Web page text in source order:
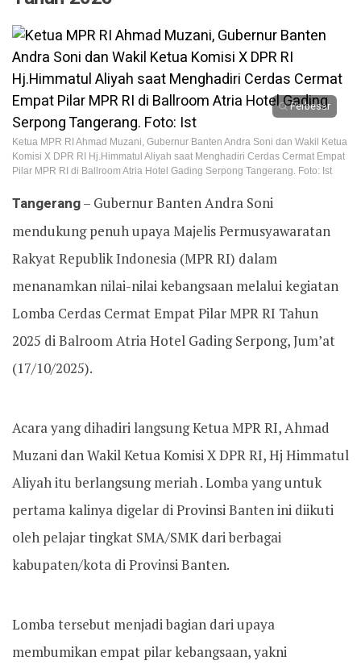
Perbesar
Ketua MPR RI Ahmad Muzani, Gubernur Banten Andra Soni dan Wakil Ketua
Komisi X DPR RI Hj.Himmatul Aliyah saat Menghadiri Cerdas Cermat Empat
Pilar MPR RI di Ballroom Atria Hotel Gading Serpong Tangerang. Foto: Ist
Tangerang– Gubernur Banten Andra Soni
mendukung penuh upaya Majelis Permusyawaratan
Rakyat Republik Indonesia (MPR RI) dalam
menanamkan nilai-nilai kebangsaan melalui kegiatan
Lomba Cerdas Cermat Empat Pilar MPR RI Tahun
2025 di Balroom Atria Hotel Gading Serpong, Jum’at
(17/10/2025).
Acara yang dihadiri langsung Ketua MPR RI, Ahmad
Muzani dan Wakil Ketua Komisi X DPR RI, Hj Himmatul
Aliyah itu berlangsung meriah . Lomba yang untuk
pertama kalinya digelar di Provinsi Banten ini diikuti
oleh pelajar tingkat SMA/SMK dari berbagai
kabupaten/kota di Provinsi Banten.
Lomba tersebut menjadi bagian dari upaya
membumikan empat pilar kebangsaan, yakni